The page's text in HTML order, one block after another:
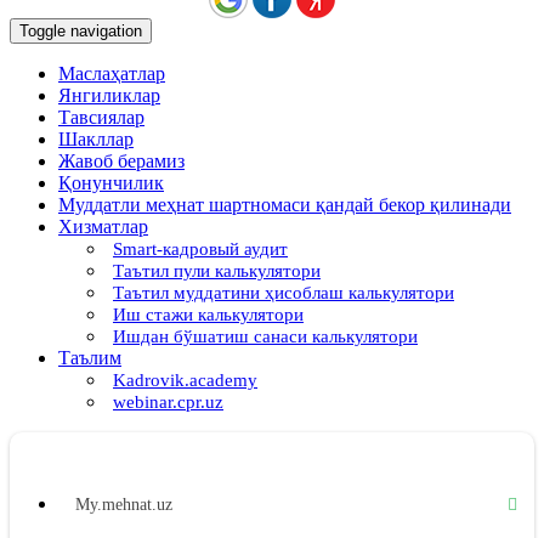
Toggle navigation
Маслаҳатлар
Янгиликлар
Тавсиялар
Шакллар
Жавоб берамиз
Қонунчилик
Муддатли меҳнат шартномаси қандай бекор қилинади
Хизматлар
Smart-кадровый аудит
Таътил пули калькулятори
Таътил муддатини ҳисоблаш калькулятори
Иш стажи калькулятори
Ишдан бўшатиш санаси калькулятори
Таълим
Kadrovik.academy
webinar.cpr.uz
My.mehnat.uz